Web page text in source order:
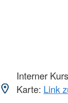
Interner Kurs
Karte: Link